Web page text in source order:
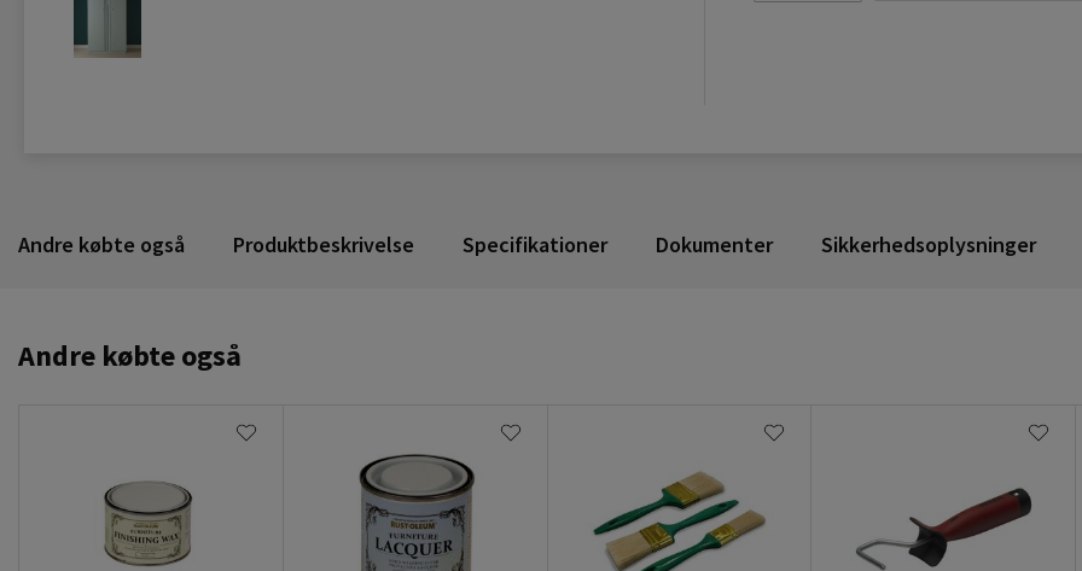
Andre købte også Produktbeskrivelse Specifikationer Dokumenter Sikkerhedsoplysninger
Andre købte også